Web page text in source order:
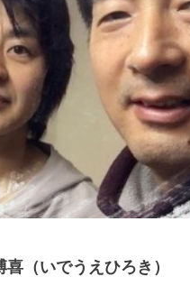
喜（いでうえひろき）